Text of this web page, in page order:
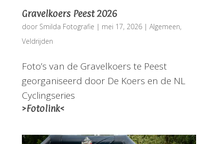
Gravelkoers Peest 2026
door Smilda Fotografie | mei 17, 2026| Algemeen,
Veldrijden
Foto’s van de Gravelkoers te Peest
georganiseerd door De Koers en de NL
Cyclingseries
>Fotolink<